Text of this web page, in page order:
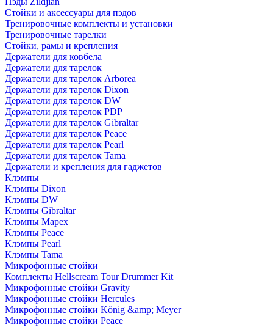
Стойки и аксессуары для пэдов
Тренировочные комплекты и установки
Тренировочные тарелки
Стойки, рамы и крепления
Держатели для ковбела
Держатели для тарелок
Держатели для тарелок Arborea
Держатели для тарелок Dixon
Держатели для тарелок DW
Держатели для тарелок PDP
Держатели для тарелок Gibraltar
Держатели для тарелок Peace
Держатели для тарелок Pearl
Держатели для тарелок Tama
Держатели и крепления для гаджетов
Клэмпы
Клэмпы Dixon
Клэмпы DW
Клэмпы Gibraltar
Клэмпы Mapex
Клэмпы Peace
Клэмпы Pearl
Клэмпы Tama
Микрофонные стойки
Комплекты Hellscream Tour Drummer Kit
Микрофонные стойки Gravity
Микрофонные стойки Hercules
Микрофонные стойки König &amp; Meyer
Микрофонные стойки Peace